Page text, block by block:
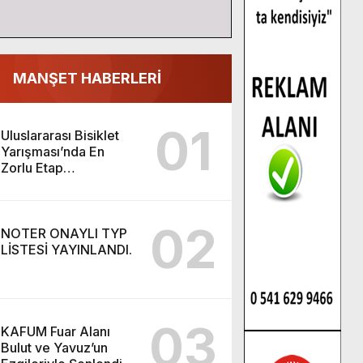
MANŞET HABERLERİ
Uluslararası Bisiklet
Yarışması’nda En
Zorlu Etap
01
NOTER ONAYLI TYP
LİSTESİ YAYINLANDI.
02
KAFUM Fuar Alanı
Bulut ve Yavuz’un
03